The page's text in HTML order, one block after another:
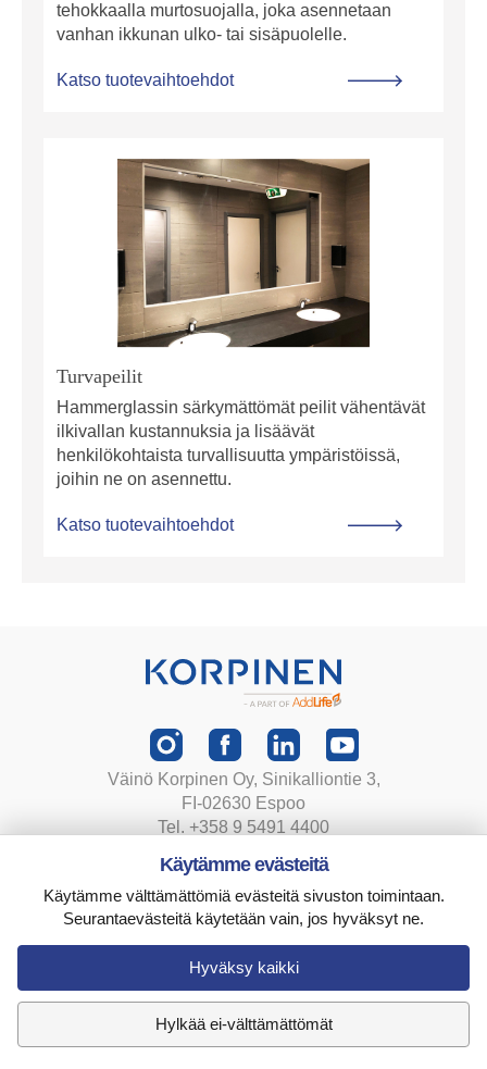
tehokkaalla murtosuojalla, joka asennetaan
vanhan ikkunan ulko- tai sisäpuolelle.
Katso tuotevaihtoehdot
Turvapeilit
Hammerglassin särkymättömät peilit vähentävät
ilkivallan kustannuksia ja lisäävät
henkilökohtaista turvallisuutta ympäristöissä,
joihin ne on asennettu.
Katso tuotevaihtoehdot
Väinö Korpinen Oy, Sinikalliontie 3,
FI-02630 Espoo
Tel. +358 9 5491 4400
Tietosuojaseloste
Toimitusehdot
Evästeasetukset
Käytämme evästeitä
Käytämme välttämättömiä evästeitä sivuston toimintaan.
Seurantaevästeitä käytetään vain, jos hyväksyt ne.
Hyväksy kaikki
Hylkää ei-välttämättömät